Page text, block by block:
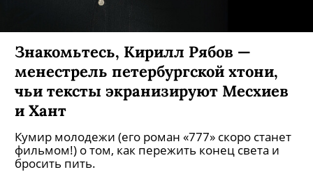
Знакомьтесь, Кирилл Рябов —
менестрель петербургской хтони,
чьи тексты экранизируют Месхиев
и Хант
Кумир молодежи (его роман «777» скоро станет
фильмом!) о том, как пережить конец света и
бросить пить.